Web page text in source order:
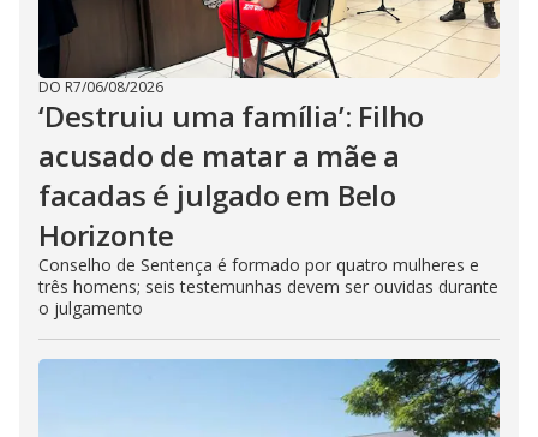
DO R7/06/08/2026
‘Destruiu uma família’: Filho
acusado de matar a mãe a
facadas é julgado em Belo
Horizonte
Conselho de Sentença é formado por quatro mulheres e
três homens; seis testemunhas devem ser ouvidas durante
o julgamento